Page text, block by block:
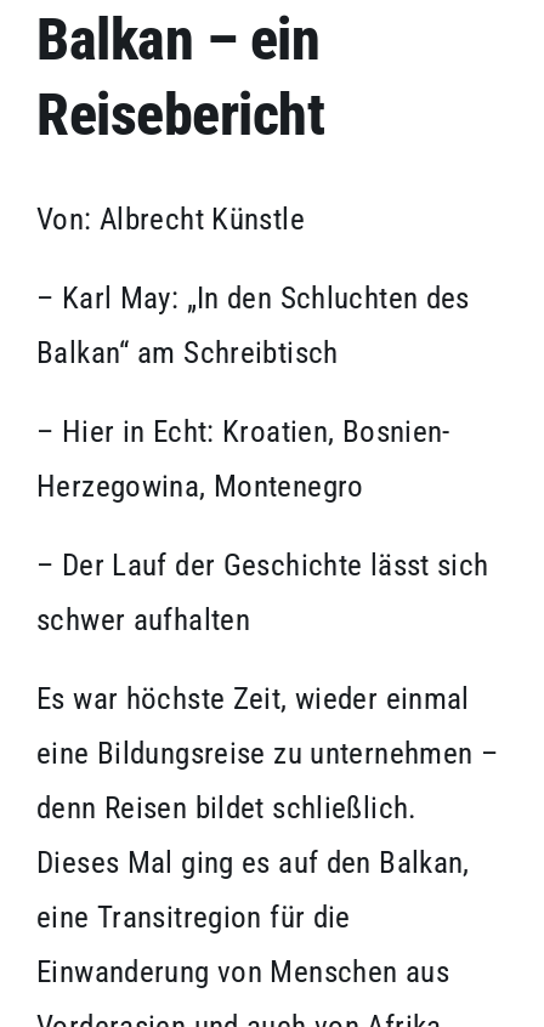
Kontakt
Impressum
Balkan – ein
Reisebericht
Von: Albrecht Künstle
– Karl May: „In den Schluchten des
Balkan“ am Schreibtisch
– Hier in Echt: Kroatien, Bosnien-
Herzegowina, Montenegro
– Der Lauf der Geschichte lässt sich
schwer aufhalten
Es war höchste Zeit, wieder einmal
eine Bildungsreise zu unternehmen –
denn Reisen bildet schließlich.
Dieses Mal ging es auf den Balkan,
eine Transitregion für die
Einwanderung von Menschen aus